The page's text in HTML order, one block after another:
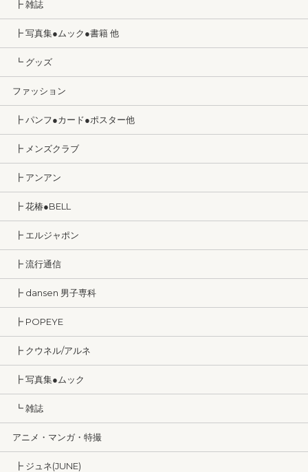
┣ 雑誌
┣ 写真集●ムック●書籍 他
┗ グッズ
ファッション
┣ パンフ●カード●ポスター他
┣ メンズクラブ
┣ アンアン
┣ 花椿●BELL
┣ エルジャポン
┣ 流行通信
┣ dansen 男子専科
┣ POPEYE
┣ クウネル/アルネ
┣ 写真集●ムック
┗ 雑誌
アニメ・マンガ・特撮
┣ ジュネ(JUNE)